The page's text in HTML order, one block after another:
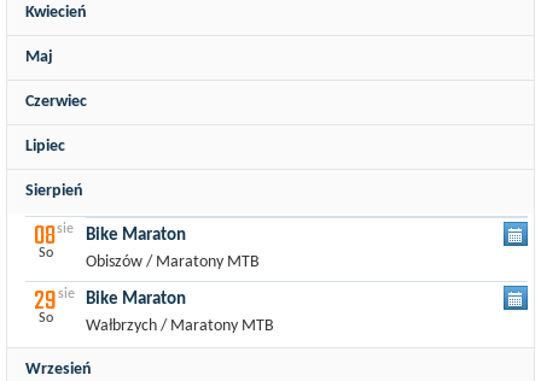
Kwiecień
25
Maj
09 maj Bike Maraton, Prima CUP
23So
Czerwiec
07 cze
Lipiec
19lip
Polanica-Zdrój / Maratony MTB
Sierpień
08sie
So
Bike Maraton
Obiszów / Maratony MTB
29sie
So
Bike Maraton
Wałbrzych / Maratony MTB
Wrzesień